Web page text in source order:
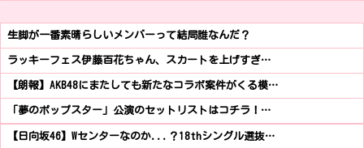
生脚が一番素晴らしいメンバーって結局誰なんだ？
ラッキーフェス伊藤百花ちゃん、スカートを上げすぎ…
【朗報】AKB48にまたしても新たなコラボ案件がくる模…
「夢のポップスター」公演のセットリストはコチラ！…
【日向坂46】Wセンターなのか...？18thシングル選抜…